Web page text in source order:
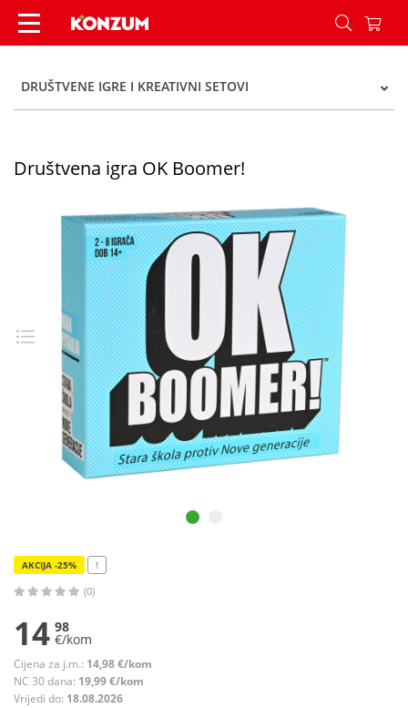
Društvena igra OK Boomer! - Konzum
DRUŠTVENE IGRE I KREATIVNI SETOVI
Društvena igra OK Boomer!
AKCIJA -25% !
(0)
14 98
€/kom
Cijena za j.m.: 14,98 €/kom
NC 30 dana: 19,99 €/kom
Vrijedi do: 18.08.2026